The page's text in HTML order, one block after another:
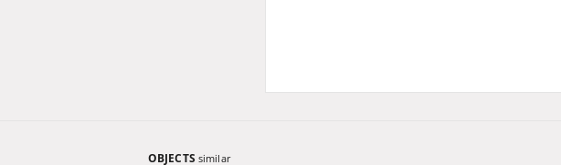
OBJECTS similar